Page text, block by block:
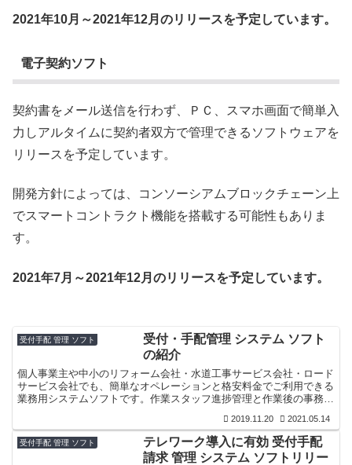
2021年10月～2021年12月のリリースを予定しています。
電子契約ソフト
契約書をメール送信を行わず、ＰＣ、スマホ画面で簡単入
力しアルタイムに契約者双方で管理できるソフトウェアを
リリースを予定しています。
開発方針によっては、コンソーシアムブロックチェーン上
でスマートコントラクト機能を搭載する可能性もありま
す。
2021年7月～2021年12月のリリースを予定しています。
受付手配 管理 ソフト
受付・手配管理 システム ソフト
の紹介
個人事業主や中小のリフォーム会社・水道工事サービス会社・ロード
サービス会社でも、簡単なオペレーションと格安料金でご利用できる
業務用システムソフトです。作業スタッフ進捗管理と作業後の事務処
2019.11.20 2021.05.14
受付手配 管理 ソフト
テレワーク導入に有効 受付手配
請求 管理 システム ソフトリリー